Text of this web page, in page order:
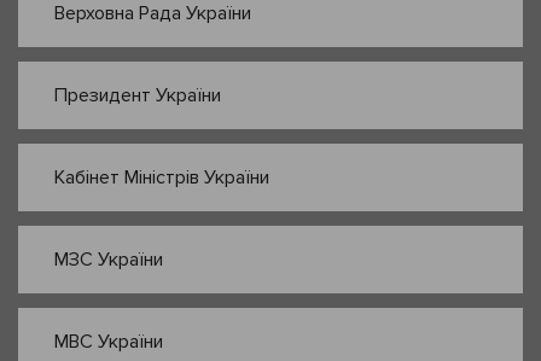
Верховна Рада України
Президент України
Кабінет Міністрів України
МЗС України
МВС України